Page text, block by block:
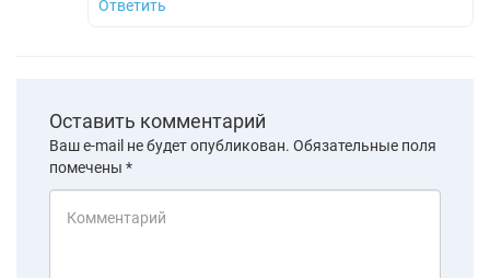
Ответить
Оставить комментарий
Ваш e-mail не будет опубликован. Обязательные поля
помечены *